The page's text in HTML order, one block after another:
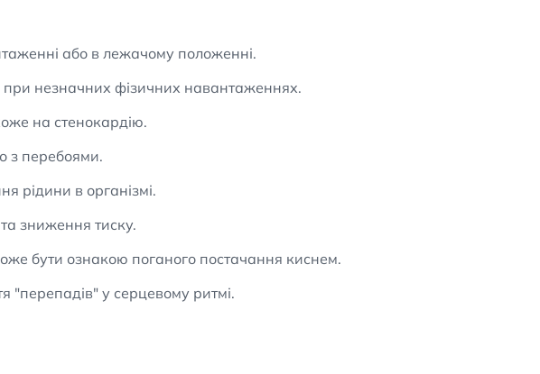
або в лежачому положенні.
при незначних фізичних навантаженнях.
на стенокардію.
з перебоями.
рідини в організмі.
зниження тиску.
бути ознакою поганого постачання киснем.
"перепадів" у серцевому ритмі.